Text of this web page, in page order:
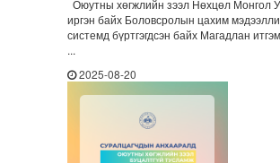
Оюутны хөгжлийн зээл Нөхцөл Монгол
иргэн байх Боловсролын цахим
системд бүртгэгдсэн байх Магадлан
...
2025-08-20